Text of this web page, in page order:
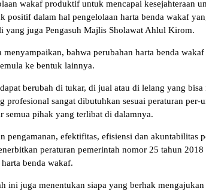
wakaf produktif untuk mencapai kesejahteraan
positif dalam hal pengelolaan harta benda wakaf
yang juga Pengasuh Majlis Sholawat Ahlul Kirom.
bahwa perubahan harta benda
ke bentuk lainnya.
berubah di tukar, di jual atau di lelang yang
profesional sangat dibutuhkan sesuai peraturan per-
semua pihak yang terlibat di dalamnya.
pengamanan, efektifitas, efisiensi dan akuntabilitas
peraturan pemerintah nomor 25 tahun
benda wakaf.
ini juga menentukan siapa yang berhak